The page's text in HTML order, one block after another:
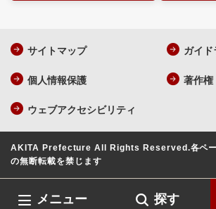
メニュー 探す
サイトマップ ガイド
個人情報保護 著作権
ウェブアクセシビリティ
AKITA Prefecture All Rights Reserved.各ペ
の無断転載を禁じます